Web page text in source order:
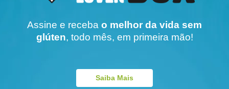
Assine e receba o melhor da vida sem
glúten, todo mês, em primeira mão!
Saiba Mais